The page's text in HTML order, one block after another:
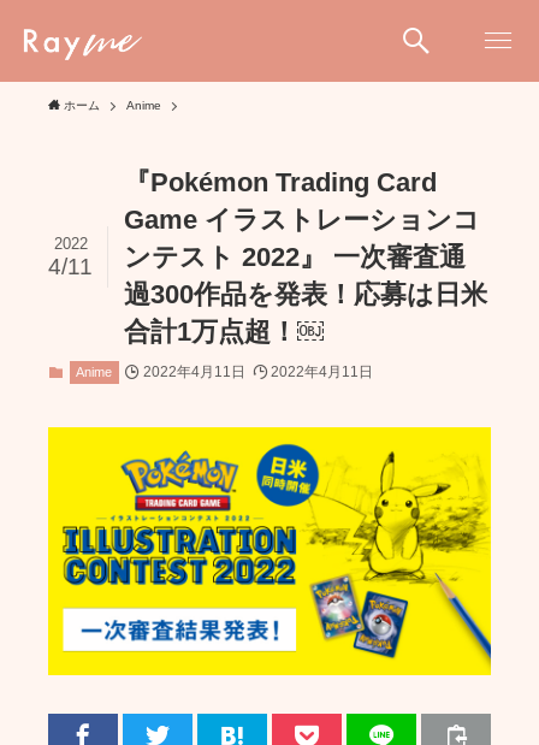
ホーム Anime
『Pokémon Trading Card
Game イラストレーションコ
ンテスト 2022』 一次審査通
過300作品を発表！応募は日米
合計1万点超！￼
2022
4/11
Anime 2022年4月11日 2022年4月11日